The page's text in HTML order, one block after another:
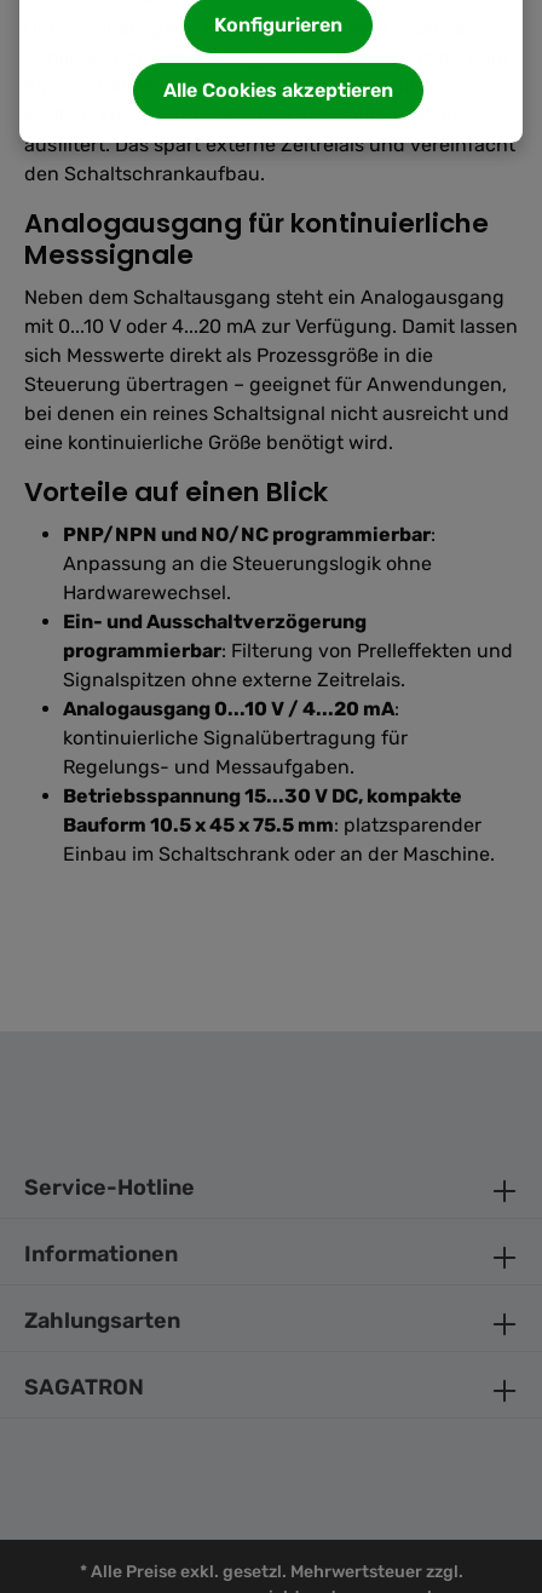
Der Schaltausgang ist als PNP oder NPN sowie als
Schließer oder Öffner programmierbar. Zusätzlich sind
Ein- und Ausschaltverzögerungen einstellbar, was
Prelleffekte unterdrückt und kurze Signalspitzen
ausfiltert. Das spart externe Zeitrelais und vereinfacht
den Schaltschrankaufbau.
Analogausgang für kontinuierliche
Messsignale
Neben dem Schaltausgang steht ein Analogausgang
mit 0...10 V oder 4...20 mA zur Verfügung. Damit lassen
sich Messwerte direkt als Prozessgröße in die
Steuerung übertragen – geeignet für Anwendungen,
bei denen ein reines Schaltsignal nicht ausreicht und
eine kontinuierliche Größe benötigt wird.
Vorteile auf einen Blick
PNP/NPN und NO/NC programmierbar:
Anpassung an die Steuerungslogik ohne
Hardwarewechsel.
Ein- und Ausschaltverzögerung
programmierbar: Filterung von Prelleffekten und
Signalspitzen ohne externe Zeitrelais.
Analogausgang 0...10 V / 4...20 mA:
kontinuierliche Signalübertragung für
Regelungs- und Messaufgaben.
Betriebsspannung 15...30 V DC, kompakte
Bauform 10.5 x 45 x 75.5 mm: platzsparender
Einbau im Schaltschrank oder an der Maschine.
SAGATRON
Service-Hotline
Informationen
Zahlungsarten
* Alle Preise exkl. gesetzl. Mehrwertsteuer zzgl.
Konfigurieren
Alle Cookies akzeptieren